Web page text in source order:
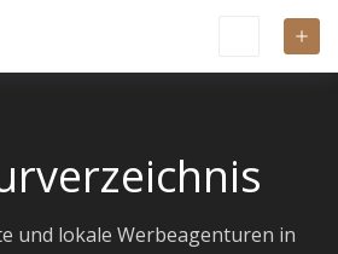
und lokale Werbeagenturen in